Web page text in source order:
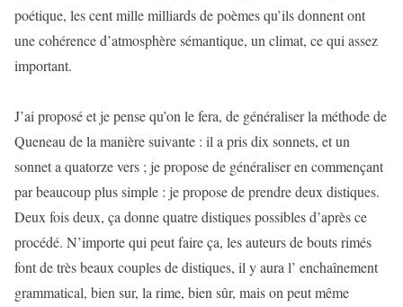
poétique, les cent mille milliards de poèmes qu’ils donnent ont
une cohérence d’atmosphère sémantique, un climat, ce qui assez
important.
J’ai proposé et je pense qu’on le fera, de généraliser la méthode de
Queneau de la manière suivante : il a pris dix sonnets, et un
sonnet a quatorze vers ; je propose de généraliser en commençant
par beaucoup plus simple : je propose de prendre deux distiques.
Deux fois deux, ça donne quatre distiques possibles d’après ce
procédé. N’importe qui peut faire ça, les auteurs de bouts rimés
font de très beaux couples de distiques, il y aura l’ enchaînement
grammatical, bien sur, la rime, bien sûr, mais on peut même